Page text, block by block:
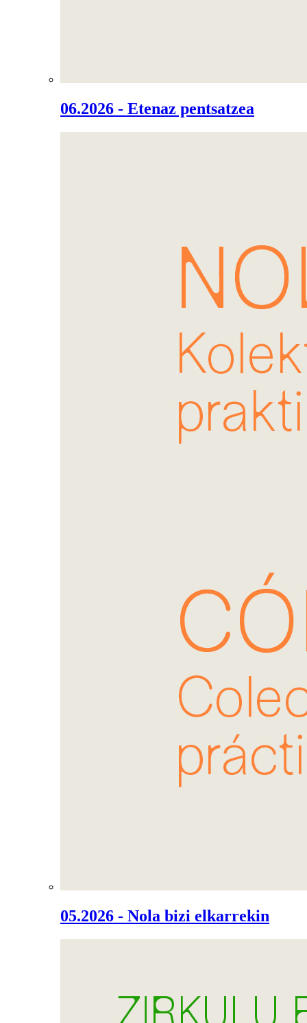
06.2026 - Etenaz pentsatzea
05.2026 - Nola bizi elkarrekin